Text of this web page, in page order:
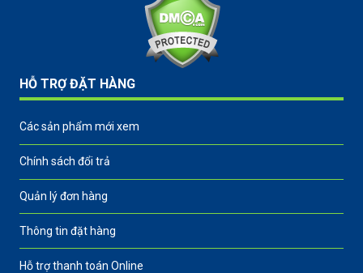
HỖ TRỢ ĐẶT HÀNG
Các sản phẩm mới xem
Chính sách đổi trả
Quản lý đơn hàng
Thông tin đặt hàng
Hỗ trợ thanh toán Online